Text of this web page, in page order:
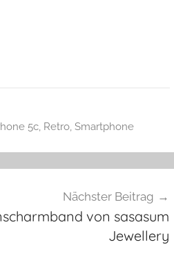
5c, Retro, Smartphone
Nächster Beitrag
von sasasum
Jewellery